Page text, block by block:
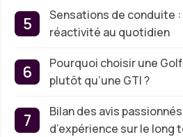
Sensations de conduite
réactivité au quotidien
Pourquoi choisir une
plutôt qu’une GTI ?
Bilan des avis
d’expérience sur le long